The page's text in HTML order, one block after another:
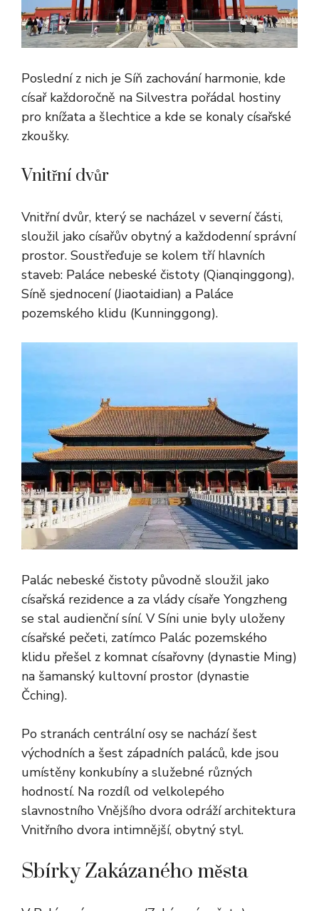
Poslední z nich je Síň zachování harmonie, kde
císař každoročně na Silvestra pořádal hostiny
pro knížata a šlechtice a kde se konaly císařské
zkoušky.
Vnitřní dvůr
Vnitřní dvůr, který se nacházel v severní části,
sloužil jako císařův obytný a každodenní správní
prostor. Soustřeďuje se kolem tří hlavních
staveb: Paláce nebeské čistoty (Qianqinggong),
Síně sjednocení (Jiaotaidian) a Paláce
pozemského klidu (Kunninggong).
Palác nebeské čistoty původně sloužil jako
císařská rezidence a za vlády císaře Yongzheng
se stal audienční síní. V Síni unie byly uloženy
císařské pečeti, zatímco Palác pozemského
klidu přešel z komnat císařovny (dynastie Ming)
na šamanský kultovní prostor (dynastie
Čching).
Po stranách centrální osy se nachází šest
východních a šest západních paláců, kde jsou
umístěny konkubíny a služebné různých
hodností. Na rozdíl od velkolepého
slavnostního Vnějšího dvora odráží architektura
Vnitřního dvora intimnější, obytný styl.
Sbírky Zakázaného města